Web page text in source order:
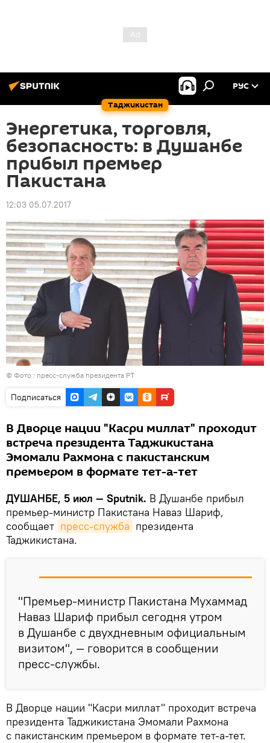
Таджикистан
РУС
Энергетика, торговля,
безопасность: в Душанбе
прибыл премьер
Пакистана
12:03 05.07.2017
© Фото : пресс-служба президента РТ
Подписаться
В Дворце нации "Касри миллат" проходит
встреча президента Таджикистана
Эмомали Рахмона с пакистанским
премьером в формате тет-а-тет
ДУШАНБЕ, 5 июл — Sputnik. В Душанбе прибыл
премьер-министр Пакистана Наваз Шариф,
сообщает пресс-служба президента
Таджикистана.
"Премьер-министр Пакистана Мухаммад
Наваз Шариф прибыл сегодня утром
в Душанбе с двухдневным официальным
визитом", — говорится в сообщении
пресс-службы.
В Дворце нации "Касри миллат" проходит встреча
президента Таджикистана Эмомали Рахмона
с пакистанским премьером в формате тет-а-тет.